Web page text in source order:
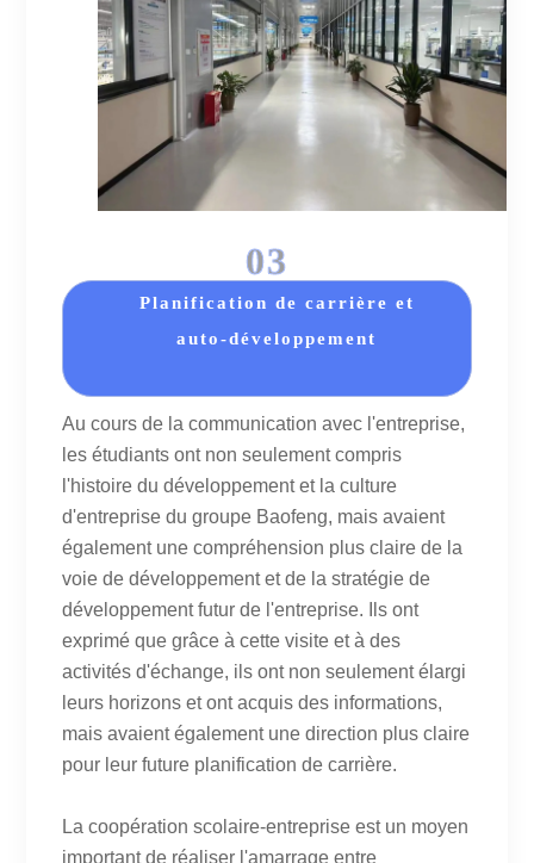
03
Planification de carrière et
auto-développement
Au cours de la communication avec l'entreprise,
les étudiants ont non seulement compris
l'histoire du développement et la culture
d'entreprise du groupe Baofeng, mais avaient
également une compréhension plus claire de la
voie de développement et de la stratégie de
développement futur de l'entreprise. Ils ont
exprimé que grâce à cette visite et à des
activités d'échange, ils ont non seulement élargi
leurs horizons et ont acquis des informations,
mais avaient également une direction plus claire
pour leur future planification de carrière.
La coopération scolaire-entreprise est un moyen
important de réaliser l'amarrage entre